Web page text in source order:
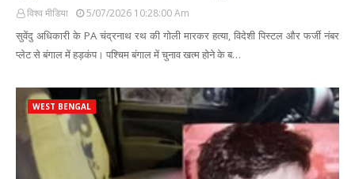
विश्व मीडिया 5/07/2026 10:28:00 Am
सुवेंदु अधिकारी के PA चंद्रनाथ रथ की गोली मारकर हत्या, विदेशी पिस्टल और फर्जी नंबर
प्लेट से बंगाल में हड़कंप। पश्चिम बंगाल में चुनाव खत्म होने के ब…
WEST BENGAL